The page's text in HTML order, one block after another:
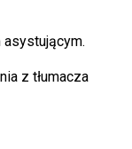
z tłumacza